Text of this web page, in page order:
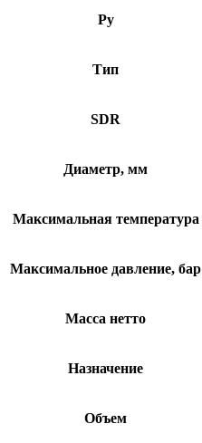
Ру
Тип
SDR
Диаметр, мм
Максимальная температура
Максимальное давление, бар
Масса нетто
Назначение
Объем